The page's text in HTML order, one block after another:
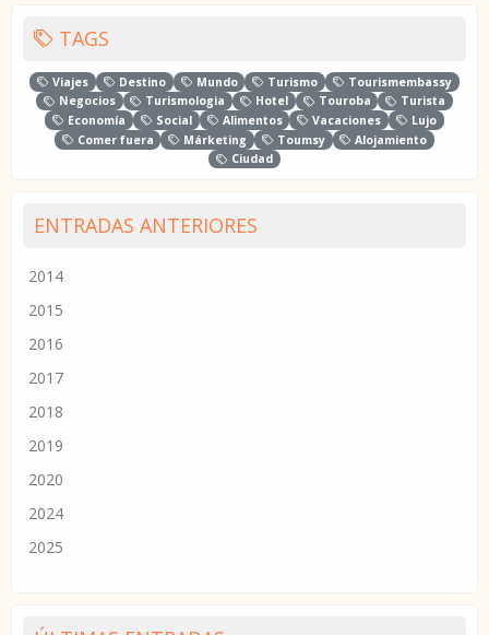
TAGS
Viajes Destino Mundo Turismo
Tourismembassy
Negocios
Turismologia Hotel Touroba
Turista
Economía
Social Alimentos Vacaciones
Lujo
Comer fuera
Márketing Toumsy
Alojamiento
Ciudad
ENTRADAS ANTERIORES
2014
2015
2016
2017
2018
2019
2020
2024
2025